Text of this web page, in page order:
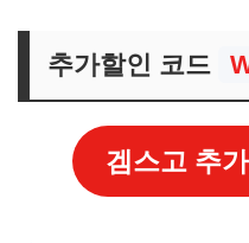
추가할인 코드
겜스고 추